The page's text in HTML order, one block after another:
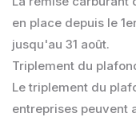
en place depuis le
jusqu'au 31 août.
Triplement du
Le triplement du
entreprises peuvent